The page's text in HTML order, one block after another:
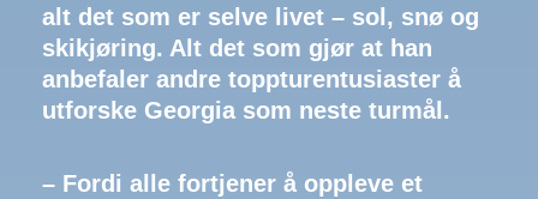
alt det som er selve livet – sol, snø og
skikjøring. Alt det som gjør at han
anbefaler andre toppturentusiaster å
utforske Georgia som neste turmål.
– Fordi alle fortjener å oppleve et